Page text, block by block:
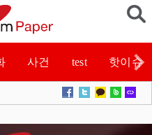
사건 test 핫이슈